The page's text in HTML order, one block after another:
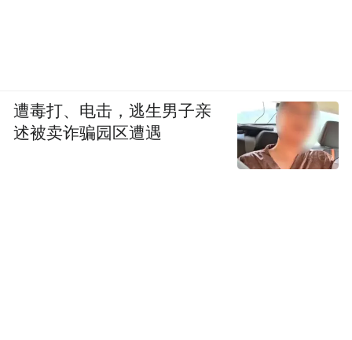
遭毒打、电击，逃生男子亲
述被卖诈骗园区遭遇